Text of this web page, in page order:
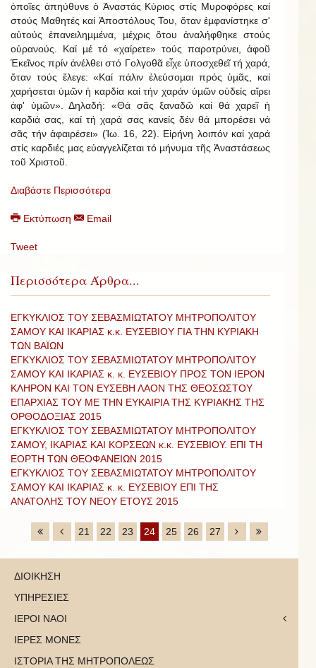
ὁποῖες ἀπηύθυνε ὁ Ἀναστάς Κύριος στίς Μυροφόρες καί
στούς Μαθητές καί Ἀποστόλους Του, ὅταν ἐµφανίστηκε σ'
αὐτούς ἐπανειληµµένα, µέχρις ὅτου ἀναλήφθηκε στούς
οὐρανούς. Καί µέ τό «χαίρετε» τούς παροτρύνει, ἀφοῦ
Ἐκεῖνος πρίν ἀνέλθει στό Γολγοθᾶ εἶχε ὑποσχεθεῖ τή χαρά,
ὅταν τούς ἔλεγε: «Καί πάλιν ἐλεύσοµαι πρός ὑµᾶς, καί
χαρήσεται ὑµῶν ἡ καρδία καί τήν χαράν ὑµῶν οὐδείς αἴρει
ἀφ' ὑµῶν». Δηλαδή: «Θά σᾶς ξαναδῶ καί θά χαρεῖ ἡ
καρδιά σας, καί τή χαρά σας κανείς δέν θά µπορέσει νά
σᾶς τήν ἀφαιρέσει» (Ἰω. 16, 22). Εἰρήνη λοιπόν καί χαρά
στίς καρδιές µας εὐαγγελίζεται τό µήνυµα τῆς Ἀναστάσεως
τοῦ Χριστοῦ.
Διαβάστε Περισσότερα
Εκτύπωση Email
Tweet
Περισσότερα Άρθρα...
ΕΓΚΥΚΛΙΟΣ ΤΟΥ ΣΕΒΑΣΜΙΩΤΑΤΟΥ ΜΗΤΡΟΠΟΛΙΤΟΥ
ΣΑΜΟΥ ΚΑΙ ΙΚΑΡΙΑΣ κ.κ. ΕΥΣΕΒΙΟΥ ΓΙΑ ΤΗΝ ΚΥΡΙΑΚΗ
ΤΩΝ ΒΑΪΩΝ
ΕΓΚΥΚΛΙΟΣ ΤΟΥ ΣΕΒΑΣΜΙΩΤΑΤΟΥ ΜΗΤΡΟΠΟΛΙΤΟΥ
ΣΑΜΟΥ ΚΑΙ ΙΚΑΡΙΑΣ κ. κ. ΕΥΣΕΒΙΟΥ ΠΡΟΣ ΤΟΝ ΙΕΡΟΝ
ΚΛΗΡΟΝ ΚΑΙ ΤΟΝ ΕΥΣΕΒΗ ΛΑΟΝ ΤΗΣ ΘΕΟΣΩΣΤΟΥ
ΕΠΑΡΧΙΑΣ ΤΟΥ ΜΕ ΤΗΝ ΕΥΚΑΙΡΙΑ ΤΗΣ ΚΥΡΙΑΚΗΣ ΤΗΣ
ΟΡΘΟΔΟΞΙΑΣ 2015
ΕΓΚΥΚΛΙΟΣ ΤΟΥ ΣΕΒΑΣΜΙΩΤΑΤΟΥ ΜΗΤΡΟΠΟΛΙΤΟΥ
ΣΑΜΟΥ, ΙΚΑΡΙΑΣ ΚΑΙ ΚΟΡΣΕΩΝ κ.κ. ΕΥΣΕΒΙΟΥ. ΕΠΙ ΤΗ
ΕΟΡΤΗ ΤΩΝ ΘΕΟΦΑΝΕΙΩΝ 2015
ΕΓΚΥΚΛΙΟΣ ΤΟΥ ΣΕΒΑΣΜΙΩΤΑΤΟΥ ΜΗΤΡΟΠΟΛΙΤΟΥ
ΣΑΜΟΥ ΚΑΙ ΙΚΑΡΙΑΣ κ. κ. ΕΥΣΕΒΙΟΥ ΕΠΙ ΤΗΣ
ΑΝΑΤΟΛΗΣ ΤΟΥ ΝΕΟΥ ΕΤΟΥΣ 2015
21 22 23 24 25 26 27
ΔΙΟΙΚΗΣΗ
ΥΠΗΡΕΣΙΕΣ
ΙΕΡΟΙ ΝΑΟΙ
ΙΕΡΕΣ ΜΟΝΕΣ
ΙΣΤΟΡΙΑ ΤΗΣ ΜΗΤΡΟΠΟΛΕΩΣ